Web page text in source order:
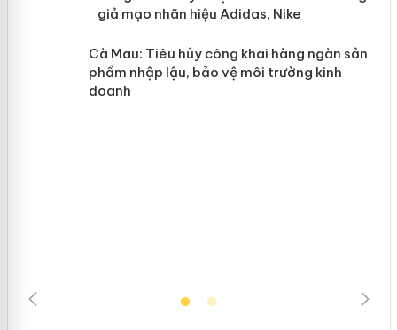
Hưng Yên: Xử lý 6 hộ kinh doanh bán
hàng giả mạo nhãn hiệu Adidas, Nike